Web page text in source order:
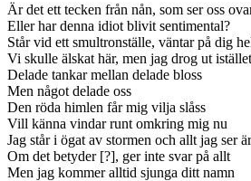
Är det ett tecken från nån, som ser oss
Eller har denna idiot blivit sentimental?
Står vid ett smultronställe, väntar på dig
Vi skulle älskat här, men jag drog ut istället
Delade tankar mellan delade bloss
Men något delade oss
Den röda himlen får mig vilja slåss
Vill känna vindar runt omkring mig nu
Jag står i ögat av stormen och allt jag ser
Om det betyder [?], ger inte svar på allt
Men jag kommer alltid sjunga ditt namn